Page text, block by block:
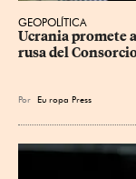
GEOPOLÍTICA
Ucrania promete
rusa del
Por Eu ropa Press